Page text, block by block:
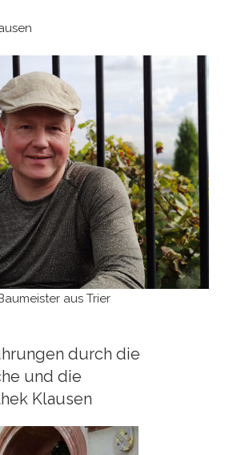
aus Trier
durch die
und die
Klausen